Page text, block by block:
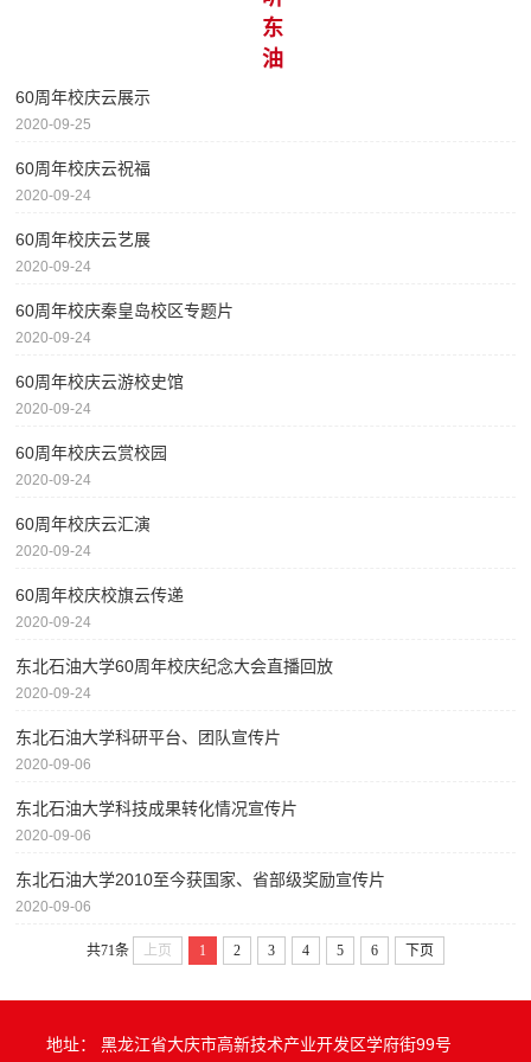
东
油
60周年校庆云展示
2020-09-25
60周年校庆云祝福
2020-09-24
60周年校庆云艺展
2020-09-24
60周年校庆秦皇岛校区专题片
2020-09-24
60周年校庆云游校史馆
2020-09-24
60周年校庆云赏校园
2020-09-24
60周年校庆云汇演
2020-09-24
60周年校庆校旗云传递
2020-09-24
东北石油大学60周年校庆纪念大会直播回放
2020-09-24
东北石油大学科研平台、团队宣传片
2020-09-06
东北石油大学科技成果转化情况宣传片
2020-09-06
东北石油大学2010至今获国家、省部级奖励宣传片
2020-09-06
共71条 上页 1 2 3 4 5 6 下页
地址： 黑龙江省大庆市高新技术产业开发区学府街99号